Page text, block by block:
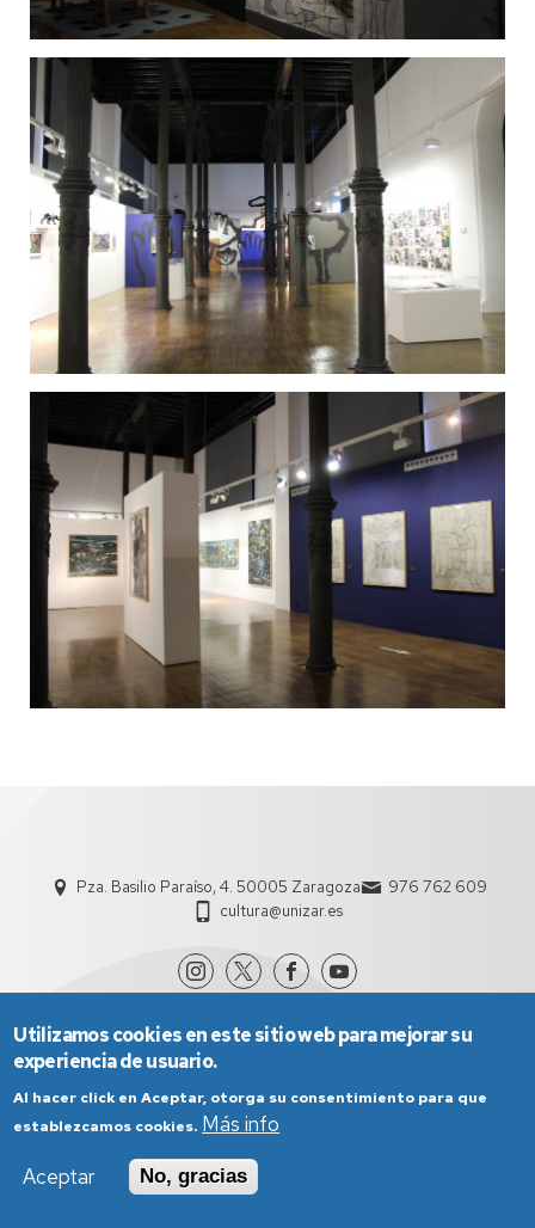
Pza. Basilio Paraíso, 4. 50005 Zaragoza
976 762 609
cultura@unizar.es
Política de Privacidad
Utilizamos cookies en este sitio web para mejorar su
experiencia de usuario.
Al hacer click en Aceptar, otorga su consentimiento para que
establezcamos cookies. Más info
Aceptar
No, gracias